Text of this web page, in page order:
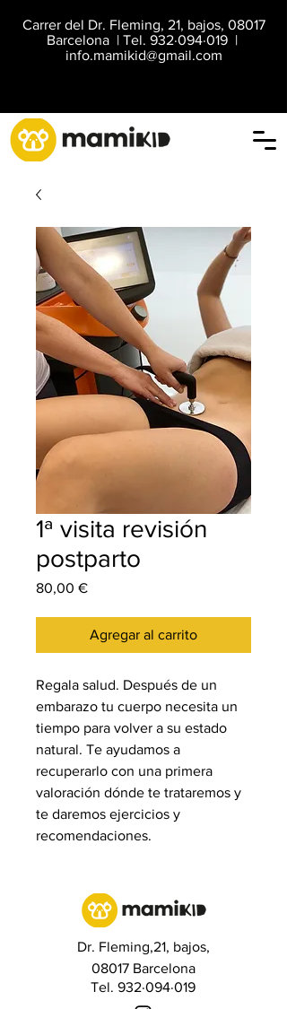
Carrer del Dr. Fleming, 21, bajos, 08017
Barcelona | Tel. 932·094·019 |
info.mamikid@gmail.com
1ª visita revisión
postparto
80,00 €Precio
Agregar al carrito
Regala salud. Después de un
embarazo tu cuerpo necesita un
tiempo para volver a su estado
natural. Te ayudamos a
recuperarlo con una primera
valoración dónde te trataremos y
te daremos ejercicios y
recomendaciones.
Dr. Fleming,21, bajos,
08017 Barcelona
Tel. 932·094·019